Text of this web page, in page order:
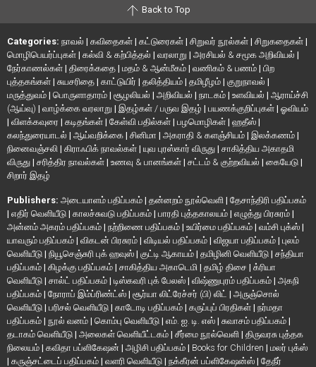
Back to Top
Categories: நாவல் | கவிதைகள் | கட்டுரைகள் | சிறுவர் நூல்கள் | சிறுகதைகள் |
மொழிபெயர்ப்புகள் | கல்வி & கற்பித்தல் | வரலாறு | அரசியல் & சமூக அறிவியல் |
நேர்காணல்கள் | திரைக்கதை | மதம் & ஆன்மீகம் | வணிகம் & பணம் | பிற
புத்தகங்கள் | சுயசரிதை | காட்டுயிர் | தலித்தியம் | தமிழீழம் | குறுநாவல் |
மருத்துவம் | பொருளாதாரம் | சூழலியல் | அறிவியல் | நாடகம் | உளவியல் | ஆராய்ச்சி
(ஆய்வு) | வாழ்க்கை வரலாறு | இதழ்கள் / பருவ இதழ் | பயணக்குறிப்புகள் | ஓவியம்
| விளக்கவுரை | கடிதங்கள் | கேள்வி பதில்கள் | பழமொழிகள் | ஹதீஸ் |
கலந்துரையாடல் | ஆய்வறிக்கை | சினிமா | அகராதி & களஞ்சியம் | இலக்கணம் |
நினைவஞ்சலி | கிராஃபிக் நாவல்கள் | யுவ புரஸ்கார் விருது | சாகித்திய அகாதமி
விருது | சரித்திர நாவல்கள் | உணவு & பானங்கள் | சட்டம் & குற்றவியல் | கையேடு |
சிறார் இதழ்
Publishers: அடையாளம் பதிப்பகம் | தன்னறம் நூல்வெளி | தேசாந்திரி பதிப்பகம்
| எதிர் வெளியீடு | காலச்சுவடு பதிப்பகம் | பாரதி புத்தகாலயம் | எழுத்து பிரசுரம் |
அன்னம் அகரம் பதிப்பகம் | நற்றிணை பதிப்பகம் | உயிர்மை பதிப்பகம் | வம்சி புக்ஸ் |
யாவரும் பதிப்பகம் | விகடன் பிரசுரம் | விடியல் பதிப்பகம் | விஜயா பதிப்பகம் | புலம்
வெளியீடு | நியூசெஞ்சுரி புக் ஹவுஸ் | குட்டி ஆகாயம் | தமிழினி வெளியீடு | சந்தியா
பதிப்பகம் | கிழக்கு பதிப்பகம் | சாகித்திய அகாடெமி | தமிழ் திசை | க்ரியா
வெளியீடு | சால்ட் பதிப்பகம் | டிஸ்கவரி புக் பேலஸ் | விஷ்ணுபுரம் பதிப்பகம் | அகநி
பதிப்பகம் | நோராப் இம்ப்ரிண்ட்ஸ் | சூர்யா லிட்ரேச்சர் (பி) லிட் | அருஞ்சொல்
வெளியீடு | பரிசல் வெளியீடு | காடோடி பதிப்பகம் | கருப்புப் பிரதிகள் | நர்மதா
பதிப்பகம் | நூல் வனம் | கொம்பு வெளியீடு | எம். ஐ. டி. எஸ் | சுவாசம் பதிப்பகம் |
தடாகம் வெளியீடு | அலைகள் வெளியீட்டகம் | சீர்மை நூல்வெளி | திருவரசு புத்தக
நிலையம் | கவிதா பப்ளிகேஷன் | அழிசி பதிப்பகம் | Books for Children | மலர் புக்ஸ்
| கருஞ்சட்டைப் பதிப்பகம் | வளரி வெளியீடு | நக்கீரன் பப்ளிகேஷன்ஸ் | தேநீர்